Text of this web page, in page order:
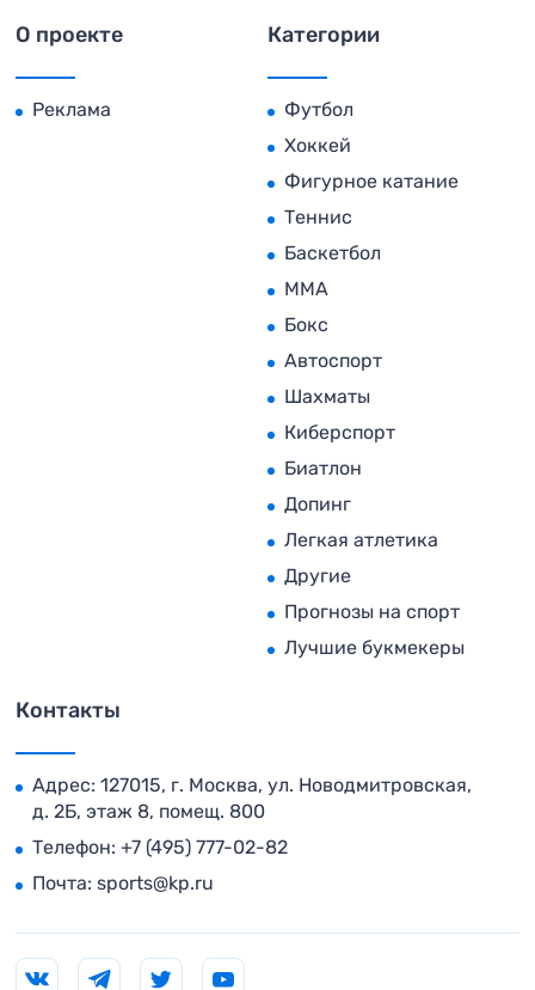
О проекте
Реклама
Категории
Футбол
Хоккей
Фигурное катание
Теннис
Баскетбол
MMA
Бокс
Автоспорт
Шахматы
Киберспорт
Биатлон
Допинг
Легкая атлетика
Другие
Прогнозы на спорт
Лучшие букмекеры
Контакты
Адрес: 127015, г. Москва, ул. Новодмитровская,
д. 2Б, этаж 8, помещ. 800
Телефон: +7 (495) 777-02-82
Почта: sports@kp.ru